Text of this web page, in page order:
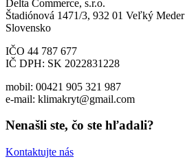
Delta Commerce, s.r.o.
Štadiónová 1471/3, 932 01 Veľký Meder
Slovensko
IČO 44 787 677
IČ DPH: SK 2022831228
mobil: 00421 905 321 987
e-mail: klimakryt@gmail.com
Nenašli ste, čo ste hľadali?
Kontaktujte nás